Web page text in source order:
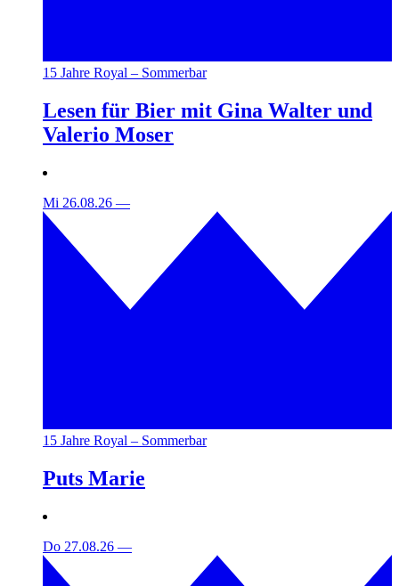
15 Jahre Royal – Sommerbar
Lesen für Bier mit Gina Walter und
Valerio Moser
Mi 26.08.26 —
15 Jahre Royal – Sommerbar
Puts Marie
Do 27.08.26 —